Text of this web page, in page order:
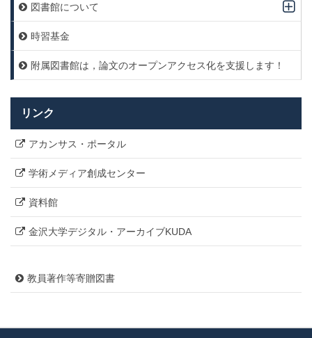
図書館について
時習基金
附属図書館は，論文のオープンアクセス化を支援します！
リンク
アカンサス・ポータル
学術メディア創成センター
資料館
金沢大学デジタル・アーカイブKUDA
教員著作等寄贈図書